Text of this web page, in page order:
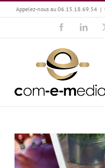
Passer
au
Appelez-nous au 06.15.18.69.54 |
Facebook